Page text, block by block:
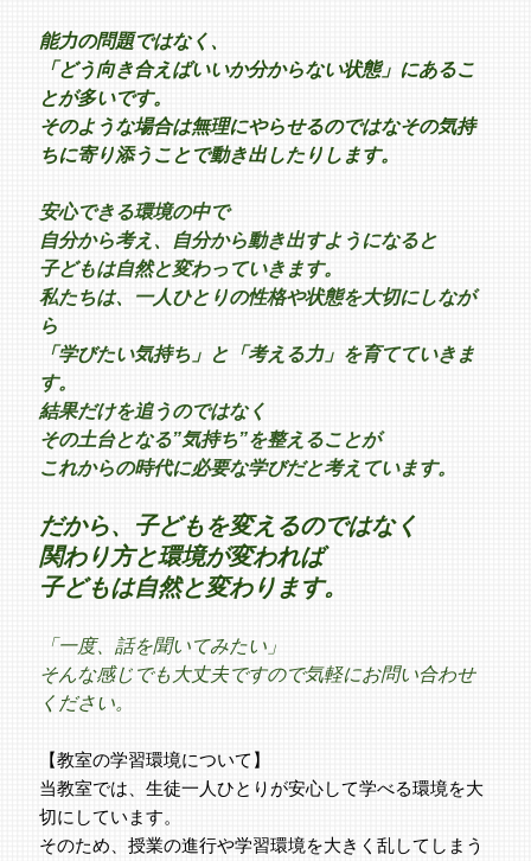
能力の問題ではなく、
「どう向き合えばいいか分からない状態」にあるこ
とが多いです。
そのような場合は無理にやらせるのではなその気持
ちに寄り添うことで動き出したりします。
安心できる環境の中で
自分から考え、自分から動き出すようになると
子どもは自然と変わっていきます。
私たちは、一人ひとりの性格や状態を大切にしなが
ら
「学びたい気持ち」と「考える力」を育てていきま
す。
結果だけを追うのではなく
その土台となる”気持ち”を整えることが
これからの時代に必要な学びだと考えています。
だから、子どもを変えるのではなく
関わり方と環境が変われば
子どもは自然と変わります。
「一度、話を聞いてみたい」
そんな感じでも大丈夫ですので気軽にお問い合わせ
ください。
【教室の学習環境について】
当教室では、生徒一人ひとりが安心して学べる環境を大
切にしています。
そのため、授業の進行や学習環境を大きく乱してしまう